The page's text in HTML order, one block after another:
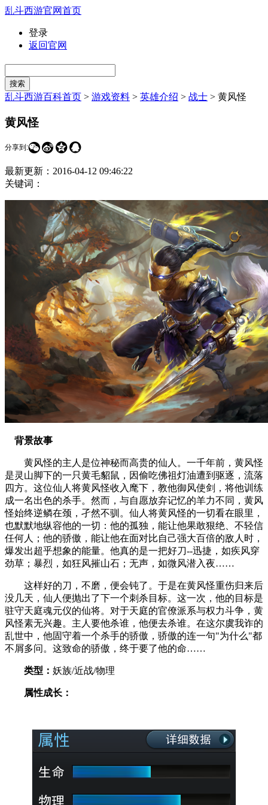
乱斗西游官网首页
登录
返回官网
乱斗西游百科首页 > 游戏资料 > 英雄介绍 > 战士 > 黄风怪
黄风怪
分享到: 
最新更新： 2016-04-12 09:46:22
关键词：
背景故事
黄风怪的主人是位神秘而高贵的仙人。一千年前，黄风怪
是灵山脚下的一只黄毛貂鼠，因偷吃佛祖灯油遭到驱逐，流落
四方。这位仙人将黄风怪收入麾下，教他御风使剑，将他训练
成一名出色的杀手。然而，与自愿放弃记忆的羊力不同，黄风
怪始终逆鳞在颈，孑然不驯。仙人将黄风怪的一切看在眼里，
也默默地纵容他的一切：他的孤独，能让他果敢狠绝、不轻信
任何人；他的骄傲，能让他在面对比自己强大百倍的敌人时，
爆发出超乎想象的能量。他真的是一把好刀--迅捷，如疾风穿
劲草；暴烈，如狂风摧山石；无声，如微风潜入夜……
这样好的刀，不磨，便会钝了。于是在黄风怪重伤归来后
没几天，仙人便抛出了下一个刺杀目标。这一次，他的目标是
驻守天庭魂元仪的仙将。对于天庭的官僚派系与权力斗争，黄
风怪素无兴趣。主人要他杀谁，他便去杀谁。在这尔虞我诈的
乱世中，他固守着一个杀手的骄傲，骄傲的连一句"为什么"都
不屑多问。这致命的骄傲，终于要了他的命……
类型： 妖族/近战/物理
属性成长：